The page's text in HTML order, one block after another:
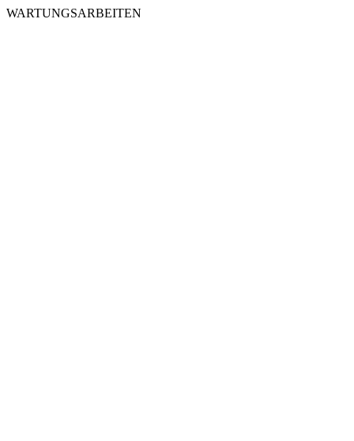
WARTUNGSARBEITEN